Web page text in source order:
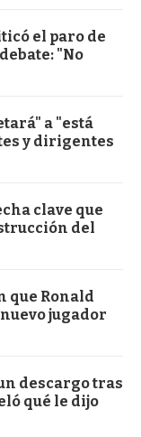
el paro de
"No
a "está
y dirigentes
clave que
del
que Ronald
jugador
descargo tras
qué le dijo